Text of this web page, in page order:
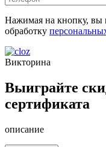
Нажимая на кнопку, вы
обработку
Викторина
Выиграйте
сертификата
описание